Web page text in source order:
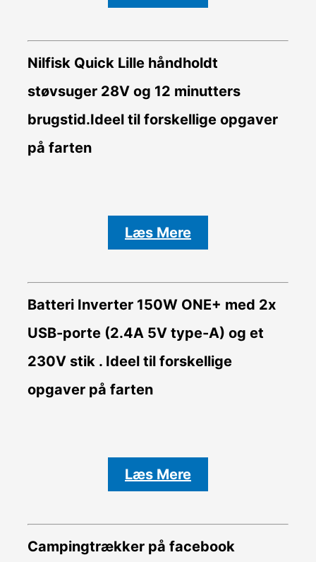
Nilfisk Quick Lille håndholdt
støvsuger 28V og 12 minutters
brugstid.Ideel til forskellige opgaver
på farten
Læs Mere
Batteri Inverter150W ONE+ med 2x
USB-porte (2.4A 5V type-A) og et
230V stik . Ideel til forskellige
opgaver på farten
Læs Mere
Campingtrækker på facebook